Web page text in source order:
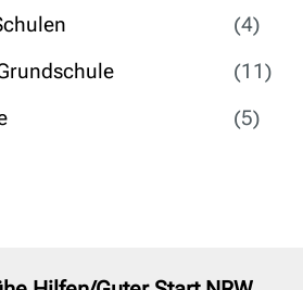
(4)
(11)
(5)